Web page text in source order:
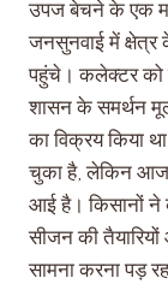
उपज बेचने के एक
जनसुनवाई में
पहुंचे। कलेक्टर को
शासन के समर्थन
का विक्रय किया
चुका है, लेकिन आज
आई है। किसानों ने
सीजन की
सामना करना पड़